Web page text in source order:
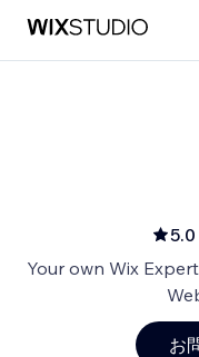
5.0
Your own Wix
お